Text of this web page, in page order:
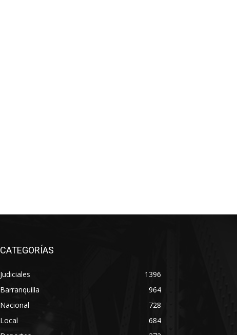
CATEGORÍAS
Judiciales
1396
Barranquilla
964
Nacional
728
Local
684